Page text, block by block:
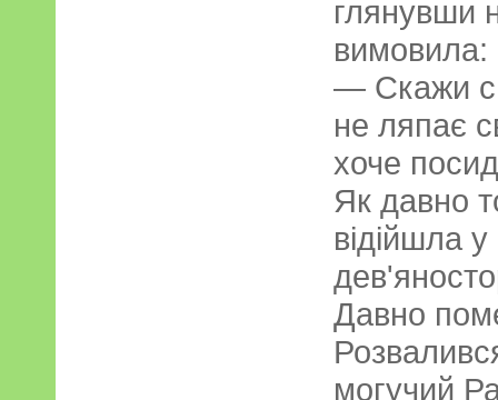
глянувши
вимовила:
— Скажи
не ляпає
хоче
Як давно
відійшла
Давно
могучий